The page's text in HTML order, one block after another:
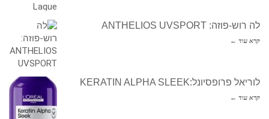
לה רוש-פוזה: ANTHELIOS UVSPORT
קרא עוד ←
לוריאל פרופסיונל:KERATIN ALPHA SLEEK
קרא עוד ←